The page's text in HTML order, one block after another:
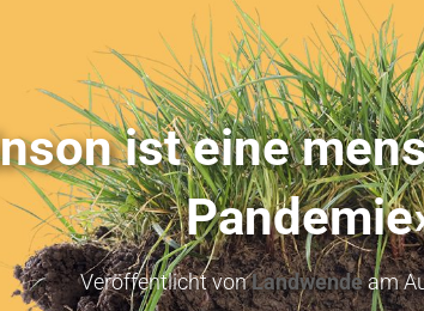
ist eine
Veröffentlicht vonLandwendeam